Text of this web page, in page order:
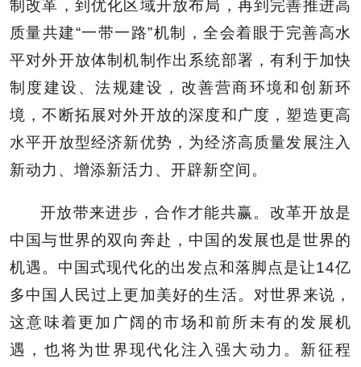
制改革，到优化区域开放布局，再到完善推进高
质量共建“一带一路”机制，全会着眼于完善高水
平对外开放体制机制作出系统部署，有利于加快
制度建设、法规建设，改善营商环境和创新环
境，不断拓展对外开放的深度和广度，塑造更高
水平开放型经济新优势，为经济高质量发展注入
新动力、增添新活力、开辟新空间。
开放带来进步，合作才能共赢。改革开放是
中国与世界的双向奔赴，中国的发展也是世界的
机遇。中国式现代化的出发点和落脚点是让14亿
多中国人民过上更加美好的生活。对世界来说，
这意味着更加广阔的市场和前所未有的发展机
遇，也将为世界现代化注入强大动力。新征程